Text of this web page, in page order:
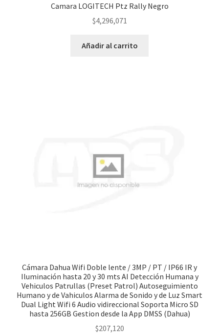
Camara LOGITECH Ptz Rally Negro
$4,296,071
Añadir al carrito
Cámara Dahua Wifi Doble lente / 3MP / PT / IP66 IR y
Iluminación hasta 20 y 30 mts AI Detección Humana y
Vehiculos Patrullas (Preset Patrol) Autoseguimiento
Humano y de Vahiculos Alarma de Sonido y de Luz Smart
Dual Light Wifi 6 Audio vidireccional Soporta Micro SD
hasta 256GB Gestion desde la App DMSS (Dahua)
$207,120